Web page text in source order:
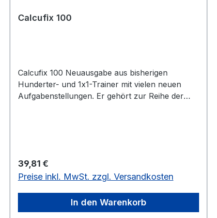
Calcufix 100
Calcufix 100 Neuausgabe aus bisherigen
Hunderter- und 1x1-Trainer mit vielen neuen
Aufgabenstellungen. Er gehört zur Reihe der
Wiederholung arithmetischer
Aufgabenstellungen kann auch ein späterer
Zapfentablett - 49 Plättchen - 16
Programmblätter - Ständiger Wechsel der
Regulärer Preis:
39,81 €
Preise inkl. MwSt. zzgl. Versandkosten
In den Warenkorb